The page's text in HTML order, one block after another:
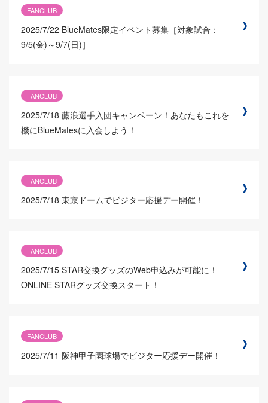
FANCLUB
2025/7/22 BlueMates限定イベント募集［対象試合：
9/5(金)～9/7(日)］
FANCLUB
2025/7/18 藤浪選手入団キャンペーン！あなたもこれを
機にBlueMatesに入会しよう！
FANCLUB
2025/7/18 東京ドームでビジター応援デー開催！
FANCLUB
2025/7/15 STAR交換グッズのWeb申込みが可能に！
ONLINE STARグッズ交換スタート！
FANCLUB
2025/7/11 阪神甲子園球場でビジター応援デー開催！